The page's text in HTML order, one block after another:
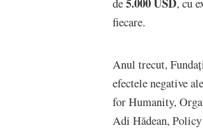
de
, cu
fiecare.
Anul trecut,
efectele negative
for Humanity,
Adi Hădean,